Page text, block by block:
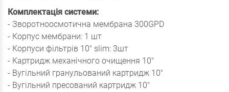
Комплектація системи:
- Зворотноосмотична мембрана 300GPD
- Корпус мембрани: 1 шт
- Корпуси фільтрів 10" slim: 3шт
- Картридж механічного очищення 10"
- Вугільний гранульований картридж 10"
- Вугільний пресований картридж 10"